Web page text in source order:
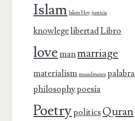
Islam Islam Hoy justicia
knowlegelibertadLibro
love manmarriage
materialism musulmanes palabra
philosophypoesía
PoetrypoliticsQuran